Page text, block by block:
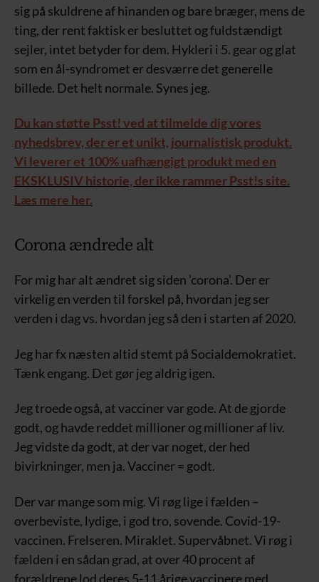
sig på skuldrene af hinanden og bare bræger, mens de
ting, der rent faktisk er besluttet og fuldstændigt
sejler, intet betyder for dem. Hykleri i 5. gear og glat
som en ål-syndromet er desværre det generelle
billede. Det helt normale. Synes jeg.
Du kan støtte Psst! ved at tilmelde dig vores
nyhedsbrev, der er et unikt, journalistisk produkt.
Vi leverer et 100% uafhængigt produkt med en
EKSKLUSIV historie, der ikke rammer Psst!s site.
Læs mere her.
Corona ændrede alt
For mig har alt ændret sig siden ’corona’. Der er
virkelig en verden til forskel på, hvordan jeg ser
verden i dag vs. hvordan jeg så den i starten af 2020.
Jeg har fx næsten altid stemt på Socialdemokratiet.
Tænk engang. Det gør jeg aldrig igen.
Jeg troede også, at vacciner var gode. At de gjorde
godt, og havde reddet millioner og millioner af liv.
Jeg vidste da godt, at der var noget, der hed
bivirkninger, men ja. Vacciner = godt.
Der var mange som mig. Vi røg lige i fælden –
overbeviste, lydige, i god tro, sovende. Covid-19-
vaccinen. Frelseren. Miraklet. Supervåbnet. Vi røg i
fælden i en sådan grad, at over 40 procent af
forældrene lod deres 5-11 årige vaccinere med